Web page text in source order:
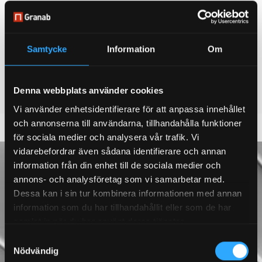
Samtycke Information Om
Denna webbplats använder cookies
Vi använder enhetsidentifierare för att anpassa innehållet
och annonserna till användarna, tillhandahålla funktioner
för sociala medier och analysera vår trafik. Vi
vidarebefordrar även sådana identifierare och annan
information från din enhet till de sociala medier och
annons- och analysföretag som vi samarbetar med.
Dessa kan i sin tur kombinera informationen med annan
information som du har tillhandahållit eller som de har
Samtyckesval
Nödvändig
betonin. Järjestelmä täyttää EKS-vaatimukset
(eurooppalainen rakennusstandardi) ja on RISE:n
dynaamisen kuormituksen ja lujuuden osalta. Kaikista
järjestelmistämme on saatavana ympäristöseloste
Historiamme
Vuodesta 1995 lähtien Granab on pyrkinyt
tarjoamaan kestäviä tuotteita, ja vuosien
varrella olemme kehittäneet ja kehittäneet uusia
virtaviivaistavat rakennusprosessia.